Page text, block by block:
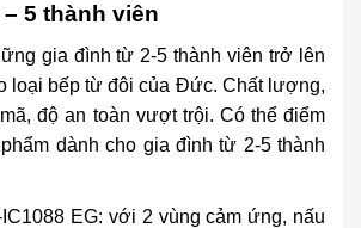
5 thành viên
gia đình từ 2-5 thành viên trở lên
loại bếp từ đôi của Đức. Chất lượng,
độ an toàn vượt trội. Có thể điểm
dành cho gia đình từ 2-5 thành
EG: với 2 vùng cảm ứng, nấu